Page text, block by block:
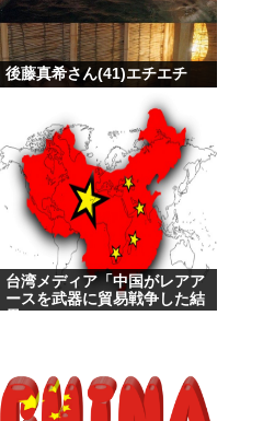
後藤真希さん(41)エチエチ
台湾メディア「中国がレアア
ースを武器に貿易戦争した結
果www」